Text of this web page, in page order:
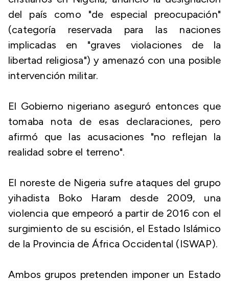
del país como "de especial preocupación"
(categoría reservada para las naciones
implicadas en "graves violaciones de la
libertad religiosa") y amenazó con una posible
intervención militar.
El Gobierno nigeriano aseguró entonces que
tomaba nota de esas declaraciones, pero
afirmó que las acusaciones "no reflejan la
realidad sobre el terreno".
El noreste de Nigeria sufre ataques del grupo
yihadista Boko Haram desde 2009, una
violencia que empeoró a partir de 2016 con el
surgimiento de su escisión, el Estado Islámico
de la Provincia de África Occidental (ISWAP).
Ambos grupos pretenden imponer un Estado